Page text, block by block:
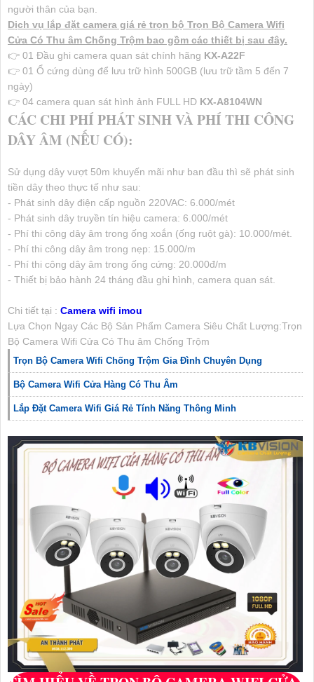
người thân của bạn.
Dịch vụ lắp đặt camera giá rẻ trọn bộ Trọn Bộ Camera Wifi
Cửa Có Thu âm Chống Trộm bao gồm các thiết bị sau đây.
👉 01 Đầu ghi camera quan sát chính hãng KX-A22F
👉 01 Ổ cứng dùng để lưu trữ hình 500GB (lưu trữ tầm 5 đến 7
ngày)
👉 04 camera quan sát hình ảnh FULL HD KX-A8104WN
CÁC CHI PHÍ PHÁT SINH VÀ PHÍ THI CÔNG
DÂY ÂM (NẾU CÓ):
Sử dụng dây vượt 50m khuyến mãi như ban đầu thì sẽ phát sinh
tiền dây theo thực tế như sau:
- Phát sinh dây điện cấp nguồn 220VAC: 6.000/mét
- Phát sinh dây truyền tín hiệu camera: 6.000/mét
- Phí thi công dây âm trong ống xoắn (ống ruột gà): 10.000/mét.
- Phí thi công dây âm trong nẹp: 15.000/m
- Phí thi công dây âm trong ống cứng: 20.000đ/m
- Thiết bị bảo hành 24 tháng đầu ghi hình, camera quan sát.
Chi tiết tại : Camera wifi imou
Lựa Chọn Ngay Các Bộ Sản Phẩm Camera Siêu Chất Lượng:Trọn
Bộ Camera Wifi Cửa Có Thu âm Chống Trộm
Trọn Bộ Camera Wifi Chống Trộm Gia Đình Chuyên Dụng
Bộ Camera Wifi Cửa Hàng Có Thu Âm
Lắp Đặt Camera Wifi Giá Rẻ Tính Năng Thông Minh